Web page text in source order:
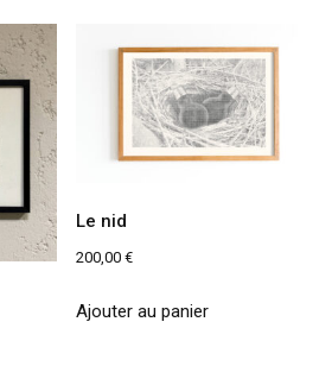
Le nid
200,00€
Ajouter au panier